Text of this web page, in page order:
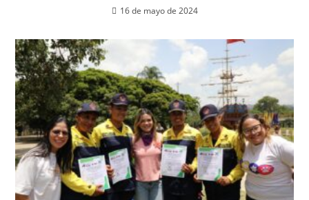
16 de mayo de 2024